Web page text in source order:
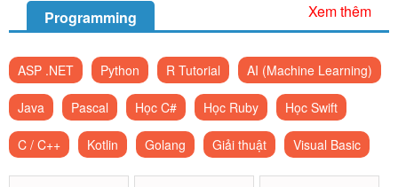
Programming Xem thêm
ASP .NET Python R Tutorial AI (Machine Learning)
Java Pascal Học C# Học Ruby Học Swift
C / C++ Kotlin Golang Giải thuật Visual Basic